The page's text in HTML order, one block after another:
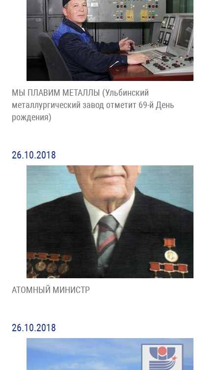
МЫ ПЛАВИМ МЕТАЛЛЫ (Ульбинский
металлургический завод отметит 69-й День
рождения)
26.10.2018
АТОМНЫЙ МИНИСТР
26.10.2018